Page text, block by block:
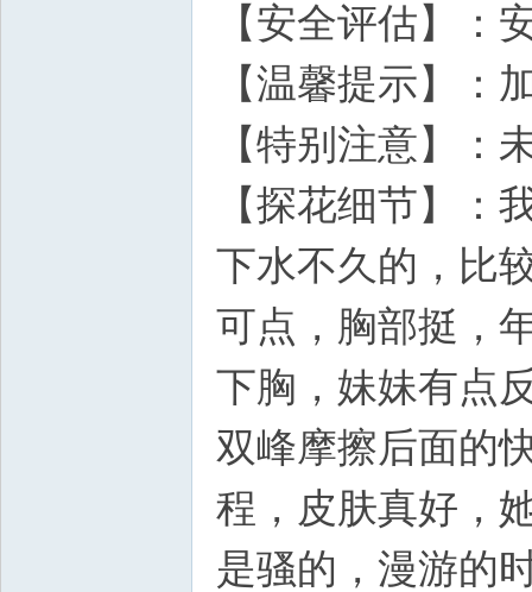
【安全评估】：
【温馨提示】：
【特别注意】：
【探花细节】：
下水不久的，比
可点，胸部挺，
下胸，妹妹有点
双峰摩擦后面的
程，皮肤真好，
是骚的，漫游的